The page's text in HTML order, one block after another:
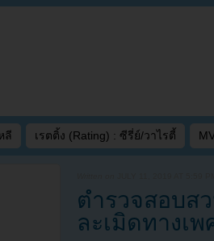
ลี เรตติ้ง (Rating) : ซีรี่ย์/วาไรตี้
ตำรวจสอบส
ละเมิดทางเ